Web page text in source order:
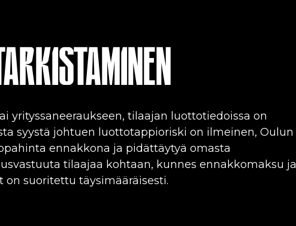
yrityssaneeraukseen, tilaajan luottotiedoissa on
syystä johtuen luottotappioriski on ilmeinen, Oulun
ennakkona ja pidättäytyä omasta
tilaajaa kohtaan, kunnes ennakkomaksu ja
suoritettu täysimääräisesti.